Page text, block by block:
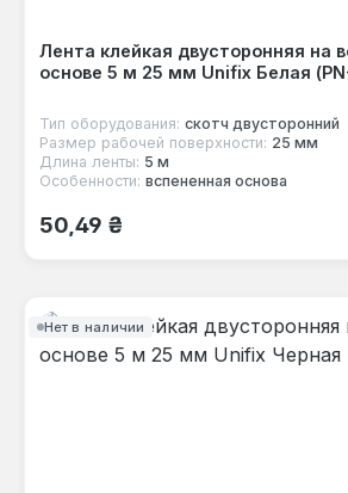
Лента клейкая двусторонняя на
основе 5 м 25 мм Unifix Белая
Тип оборудования: скотч двусторонний
Размер рабочей поверхности: 25 мм
Длина ленты: 5 м
Особенности: вспененная основа
Обычная цена:
50,49 ₴
Нет в наличии